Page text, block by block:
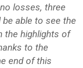
losses, three
able to see the
the highlights of
to the
end of this